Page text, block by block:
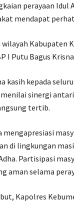
perayaan Idul
mendapat
wilayah Kabupaten
I Putu Bagus
kasih kepada
sinergi
tertib.
mengapresiasi
di lingkungan
Partisipasi
aman selama
Kapolres